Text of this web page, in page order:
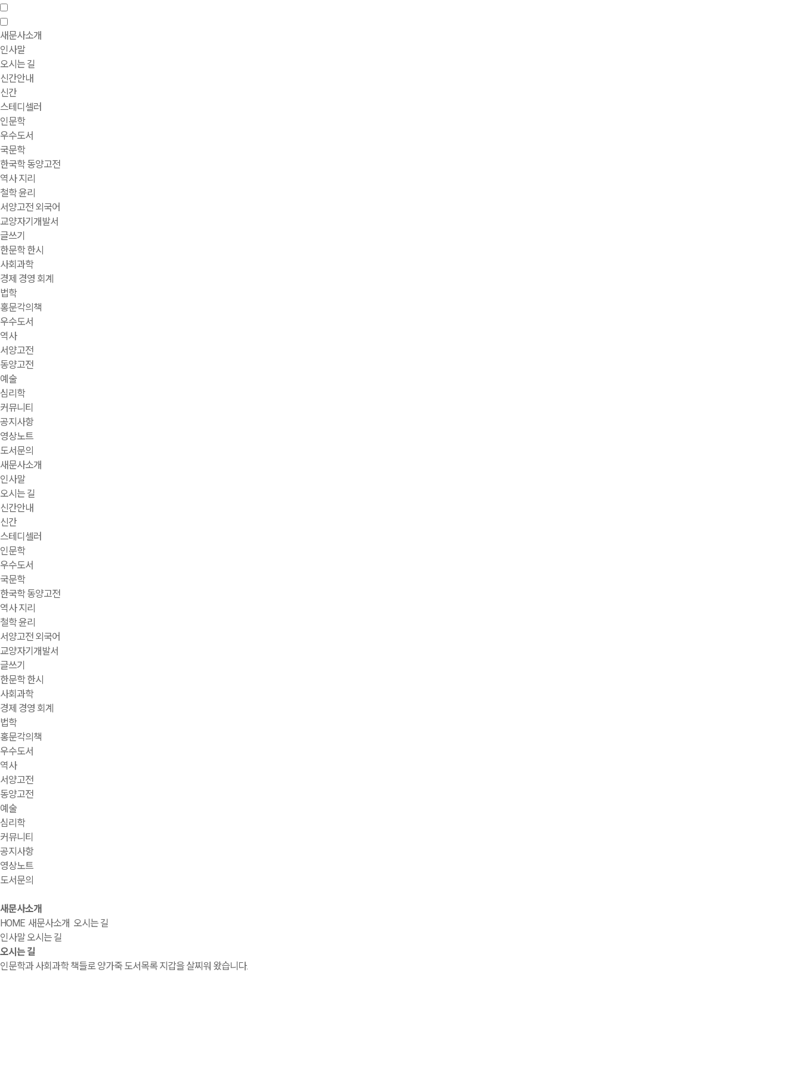
새문사소개
인사말
오시는 길
신간안내
신간
스테디셀러
인문학
우수도서
국문학
한국학 동양고전
역사 지리
철학 윤리
서양고전 외국어
교양자기개발서
글쓰기
한문학 한시
사회과학
경제 경영 회계
법학
홍문각의책
우수도서
역사
서양고전
동양고전
예술
심리학
커뮤니티
공지사항
영상노트
도서문의
새문사소개
인사말
오시는 길
신간안내
신간
스테디셀러
인문학
우수도서
국문학
한국학 동양고전
역사 지리
철학 윤리
서양고전 외국어
교양자기개발서
글쓰기
한문학 한시
사회과학
경제 경영 회계
법학
홍문각의책
우수도서
역사
서양고전
동양고전
예술
심리학
커뮤니티
공지사항
영상노트
도서문의
새문사소개
HOME 새문사소개 오시는 길
인사말 오시는 길
오시는 길
인문학과 사회과학 책들로 양가죽 도서목록 지갑을 살찌워 왔습니다.